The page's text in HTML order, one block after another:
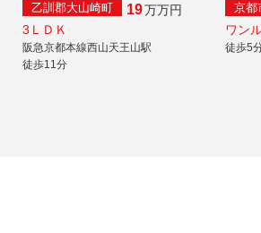
乙訓郡大山崎町 19万万円
3ＬＤＫ
阪急京都本線西山天王山駅
徒歩11分
京都
ワン
徒歩5